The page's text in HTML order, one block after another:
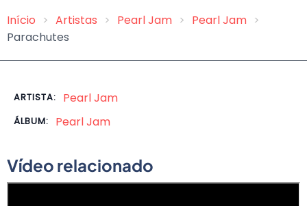
Trilha
Início Artistas Pearl Jam
Pearl Jam
Parachutes
ARTISTA: Pearl Jam
ÁLBUM: Pearl Jam
Vídeo relacionado